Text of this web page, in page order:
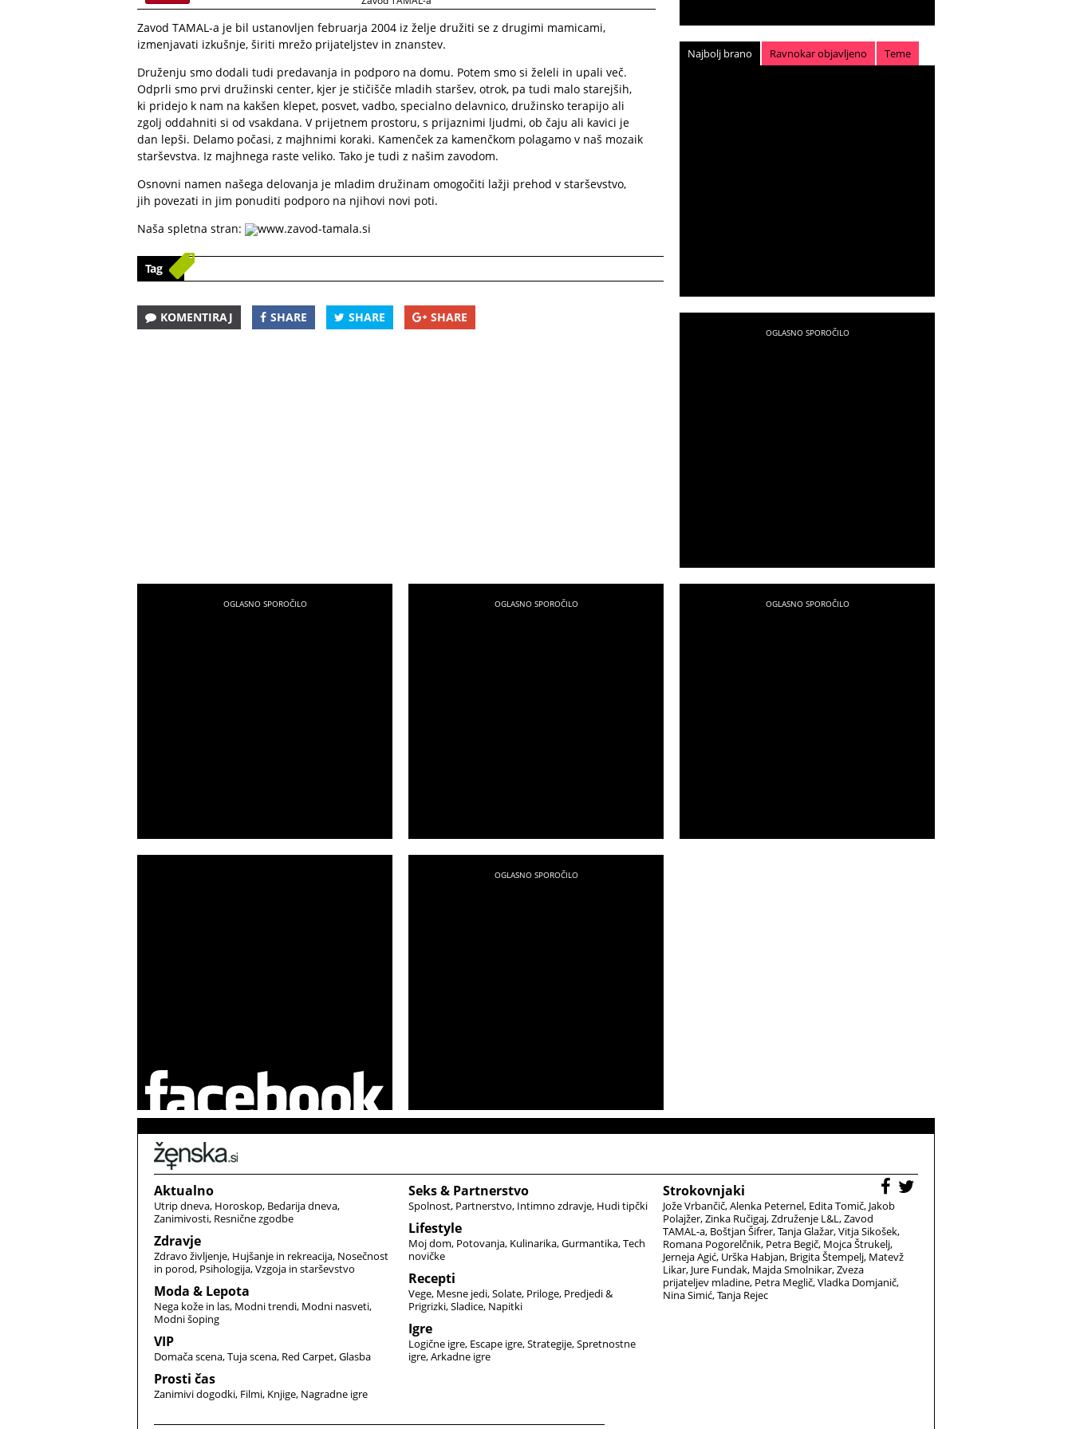
Zavod TAMAL-a je bil ustanovljen februarja 2004 iz želje družiti se z drugimi mamicami,
izmenjavati izkušnje, širiti mrežo prijateljstev in znanstev.
Druženju smo dodali tudi predavanja in podporo na domu. Potem smo si želeli in upali več.
Odprli smo prvi družinski center, kjer je stičišče mladih staršev, otrok, pa tudi malo starejših,
ki pridejo k nam na kakšen klepet, posvet, vadbo, specialno delavnico, družinsko terapijo ali
zgolj oddahniti si od vsakdana. V prijetnem prostoru, s prijaznimi ljudmi, ob čaju ali kavici je
dan lepši. Delamo počasi, z majhnimi koraki. Kamenček za kamenčkom polagamo v naš mozaik
starševstva. Iz majhnega raste veliko. Tako je tudi z našim zavodom.
Osnovni namen našega delovanja je mladim družinam omogočiti lažji prehod v starševstvo,
jih povezati in jim ponuditi podporo na njihovi novi poti.
Naša spletna stran:
www.zavod-tamala.si
Tag
KOMENTIRAJ SHARE SHARE SHARE
Najbolj brano Ravnokar objavljeno Teme
Aktualno
Utrip dneva Horoskop Bedarija dneva
Zanimivosti Resnične zgodbe
Zdravje
Zdravo življenje Hujšanje in rekreacija Nosečnost
in porod Psihologija Vzgoja in starševstvo
Moda & Lepota
Nega kože in las Modni trendi Modni nasveti
Modni šoping
VIP
Domača scena Tuja scena Red Carpet Glasba
Prosti čas
Zanimivi dogodki Filmi Knjige Nagradne igre
Seks & Partnerstvo
Spolnost Partnerstvo Intimno zdravje Hudi tipčki
Lifestyle
Moj dom Potovanja Kulinarika Gurmantika Tech
novičke
Recepti
Vege Mesne jedi Solate Priloge Predjedi &
Prigrizki Sladice Napitki
Igre
Logične igre Escape igre Strategije Spretnostne
igre Arkadne igre
Strokovnjaki
Jože Vrbančič Alenka Peternel Edita Tomič Jakob
Polajžer Zinka Ručigaj Združenje L&L Zavod
TAMAL-a Boštjan Šifrer Tanja Glažar Vitja Sikošek
Romana Pogorelčnik Petra Begič Mojca Štrukelj
Jerneja Agić Urška Habjan Brigita Štempelj Matevž
Likar Jure Fundak Majda Smolnikar Zveza
prijateljev mladine Petra Meglič Vladka Domjanič
Nina Simić Tanja Rejec